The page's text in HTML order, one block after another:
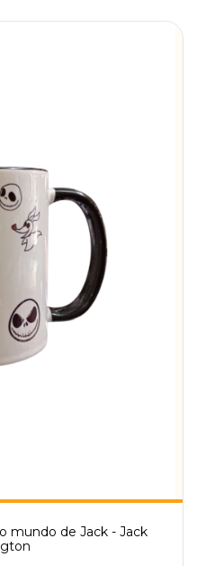
mundo de Jack - Jack